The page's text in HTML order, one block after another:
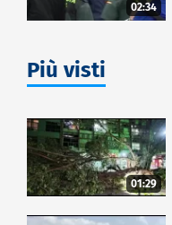
02:34
Più visti
01:29